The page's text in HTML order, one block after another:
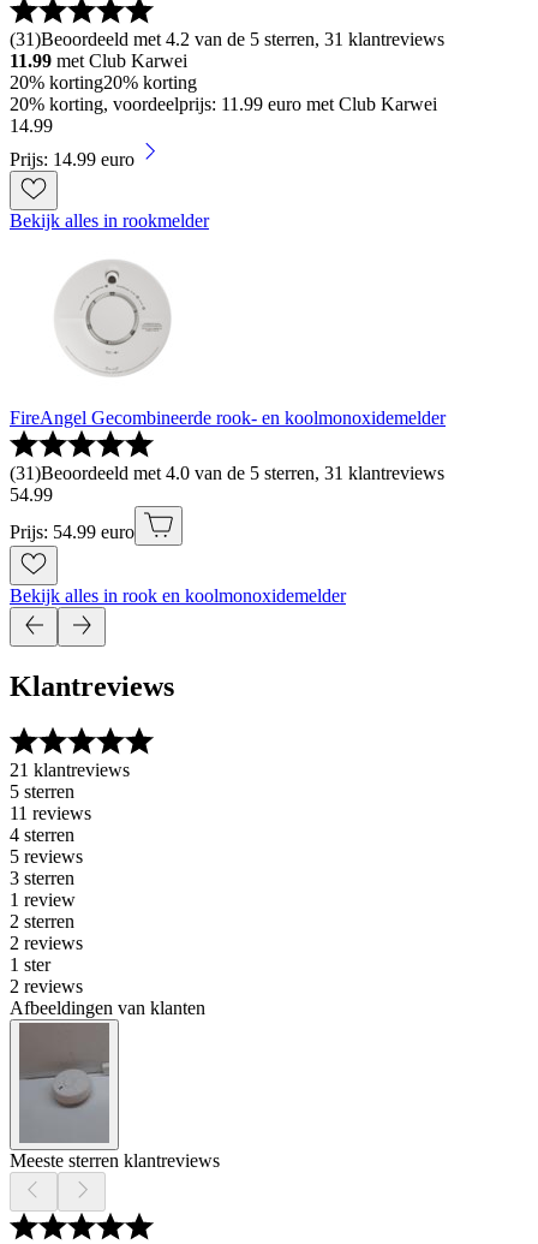
(31)Beoordeeld met 4.2 van de 5 sterren, 31 klantreviews
11.99 met Club Karwei
20% korting20% korting
20% korting, voordeelprijs: 11.99 euro met Club Karwei
14.99
Prijs: 14.99 euro
Bekijk alles in rookmelder
FireAngel Gecombineerde rook- en koolmonoxidemelder
(31)Beoordeeld met 4.0 van de 5 sterren, 31 klantreviews
54.99
Prijs: 54.99 euro
Bekijk alles in rook en koolmonoxidemelder
Klantreviews
21 klantreviews
5 sterren
11 reviews
4 sterren
5 reviews
3 sterren
1 review
2 sterren
2 reviews
1 ster
2 reviews
Afbeeldingen van klanten
Meeste sterren klantreviews